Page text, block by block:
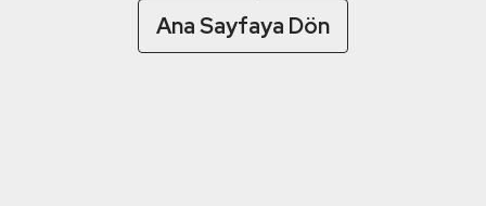
Ana Sayfaya Dön